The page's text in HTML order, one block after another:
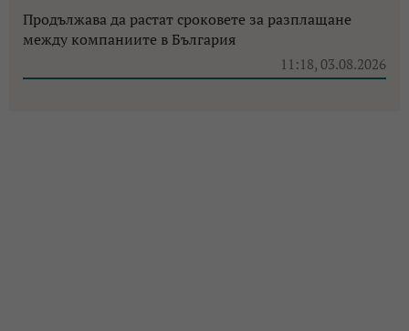
Продължава да растат сроковете за разплащане
между компаниите в България
11:18, 03.08.2026